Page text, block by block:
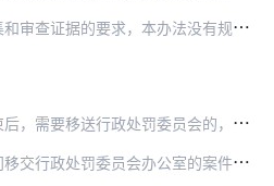
法没有规定的，可以按照其他法律、行政法规、规章规定或者参照有关司法解释规定执行。
委员会的，由立案调查部门提出处罚建议，将案件材料移交行政处罚委员会办公室。
政处罚委员会办公室的案件材料应当包括：